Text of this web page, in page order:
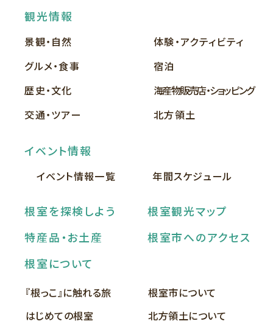
観光情報
景観・自然
体験・アクティビティ
グルメ・食事
宿泊
歴史・文化
海産物販売店・ショッピング
交通・ツアー
北方領土
イベント情報
イベント情報一覧 年間スケジュール
根室を探検しよう
根室観光マップ
特産品・お土産
根室市へのアクセス
根室について
『根っこ』に触れる旅
根室市について
はじめての根室
北方領土について